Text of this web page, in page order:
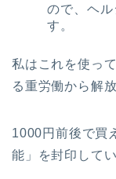
ので、ヘ
す。
私はこれを使っ
る重労働から解
1000円前後で買
能」を封印して